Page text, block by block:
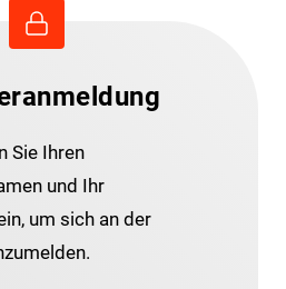
Sie Ihren
und Ihr
um sich an der